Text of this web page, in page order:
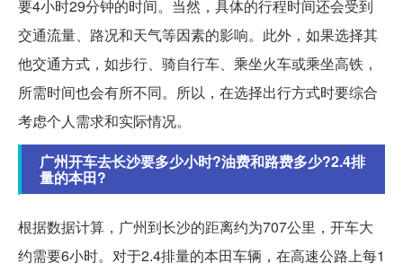
要4小时29分钟的时间。当然，具体的行程时间还会受到
交通流量、路况和天气等因素的影响。此外，如果选择其
他交通方式，如步行、骑自行车、乘坐火车或乘坐高铁，
所需时间也会有所不同。所以，在选择出行方式时要综合
考虑个人需求和实际情况。
广州开车去长沙要多少小时?油费和路费多少?2.4排
量的本田?
根据数据计算，广州到长沙的距离约为707公里，开车大
约需要6小时。对于2.4排量的本田车辆，在高速公路上每1